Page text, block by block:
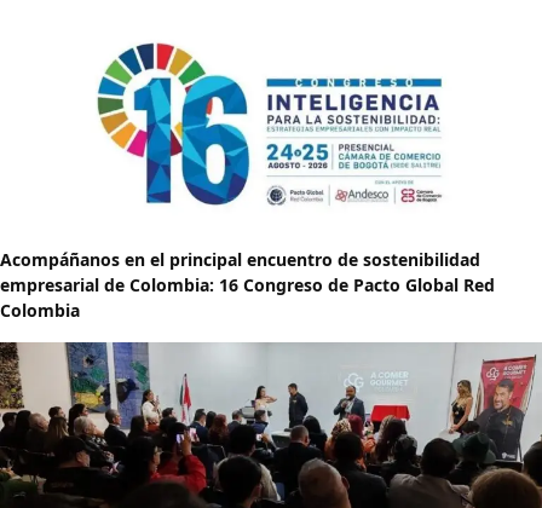
Acompáñanos en el principal encuentro de sostenibilidad
empresarial de Colombia: 16 Congreso de Pacto Global Red
Colombia